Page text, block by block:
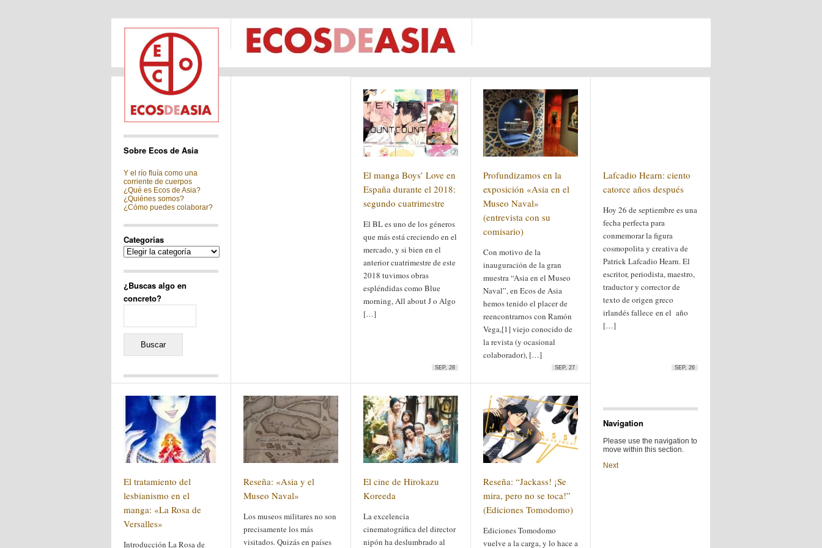
Sobre Ecos de Asia
Y el río fluía como una
corriente de cuerpos
¿Qué es Ecos de Asia?
¿Quiénes somos?
¿Cómo puedes colaborar?
Categorias
Categorias
¿Buscas algo en
concreto?
Jacqueline en«Recuerdos
de la Alhambra» y la
reinvención de un género
Yissen«Recuerdos de la
Alhambra» y la reinvención
de un género
Oscar Darío Rivero Gálvez
Japón conquista Okinawa
de Kutani
Name * en«Recuerdos de
la Alhambra» y la
reinvención de un género
El manga Boys’ Love en
España durante el 2018:
segundo cuatrimestre
El BL es uno de los géneros
que más está creciendo en el
mercado, y si bien en el
anterior cuatrimestre de este
2018 tuvimos obras
espléndidas como Blue
morning, All about J o Algo
[…]
SEP, 28
Profundizamos en la
exposición «Asia en el
Museo Naval»
(entrevista con su
comisario)
Con motivo de la
inauguración de la gran
muestra “Asia en el Museo
Naval”, en Ecos de Asia
hemos tenido el placer de
reencontrarnos con Ramón
Vega,[1] viejo conocido de
la revista (y ocasional
colaborador), […]
SEP, 27
Lafcadio Hearn: ciento
catorce años después
Hoy 26 de septiembre es una
fecha perfecta para
conmemorar la figura
cosmopolita y creativa de
Patrick Lafcadio Hearn. El
escritor, periodista, maestro,
traductor y corrector de
texto de origen greco
irlandés fallece en el año
[…]
SEP, 26
El tratamiento del
lesbianismo en el
manga: «La Rosa de
Versalles»
Introducción La Rosa de
Reseña: «Asia y el
Museo Naval»
Los museos militares no son
precisamente los más
visitados. Quizás en países
El cine de Hirokazu
Koreeda
La excelencia
cinematográfica del director
nipón ha deslumbrado al
Reseña: “Jackass! ¡Se
mira, pero no se toca!”
(Ediciones Tomodomo)
Ediciones Tomodomo
vuelve a la carga, y lo hace a
Navigation
Please use the navigation to
move within this section.
Next